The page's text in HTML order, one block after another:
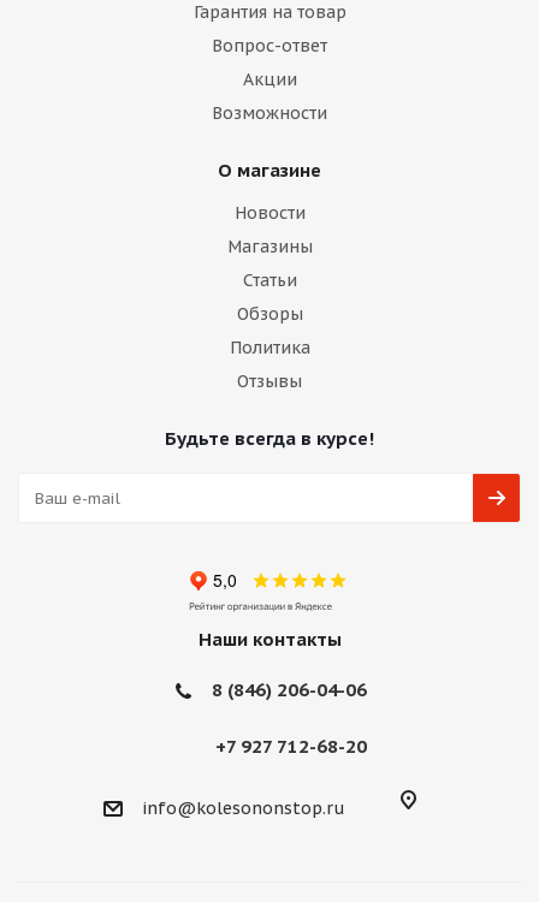
Гарантия на товар
Вопрос-ответ
Акции
Возможности
О магазине
Новости
Магазины
Статьи
Обзоры
Политика
Отзывы
Будьте всегда в курсе!
Наши контакты
8 (846) 206-04-06
+7 927 712-68-20
info@kolesononstop.ru